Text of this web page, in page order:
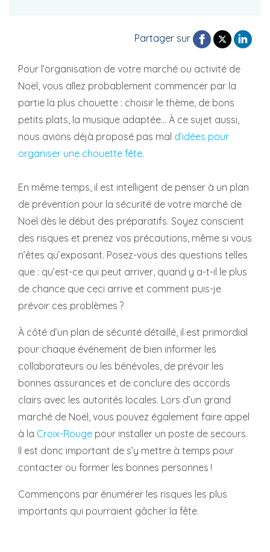
Partager sur
Pour l’organisation de votre marché ou activité de
Noël, vous allez probablement commencer par la
partie la plus chouette : choisir le thème, de bons
petits plats, la musique adaptée… À ce sujet aussi,
nous avions déjà proposé pas mal d’idées pour
organiser une chouette fête.
En même temps, il est intelligent de penser à un plan
de prévention pour la sécurité de votre marché de
Noël dès le début des préparatifs. Soyez conscient
des risques et prenez vos précautions, même si vous
n’êtes qu’exposant. Posez-vous des questions telles
que : qu’est-ce qui peut arriver, quand y a-t-il le plus
de chance que ceci arrive et comment puis-je
prévoir ces problèmes ?
À côté d’un plan de sécurité détaillé, il est primordial
pour chaque événement de bien informer les
collaborateurs ou les bénévoles, de prévoir les
bonnes assurances et de conclure des accords
clairs avec les autorités locales. Lors d’un grand
marché de Noël, vous pouvez également faire appel
à la Croix-Rouge pour installer un poste de secours.
Il est donc important de s’y mettre à temps pour
contacter ou former les bonnes personnes !
Commençons par énumérer les risques les plus
importants qui pourraient gâcher la fête.